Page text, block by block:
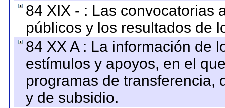
84 XIX - : Las convocatorias
públicos y los resultados de
84 XX A : La información de
estímulos y apoyos, en el
programas de transferencia,
y de subsidio.